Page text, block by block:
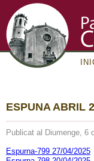
ESPUNA ABRIL
Publicat al Diumenge, 6
Espurna-799 27/04/2025